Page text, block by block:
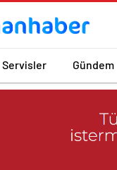
Servisler Gündem